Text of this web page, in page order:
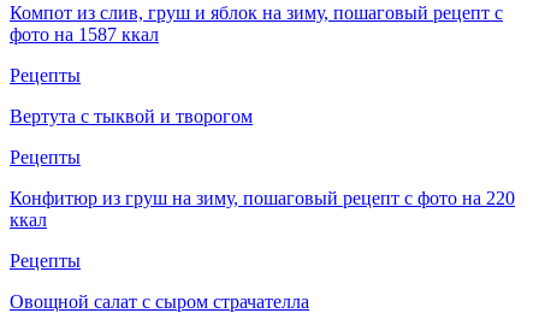
Компот из слив, груш и яблок на зиму, пошаговый рецепт с
фото на 1587 ккал
Рецепты
Вертута с тыквой и творогом
Рецепты
Конфитюр из груш на зиму, пошаговый рецепт с фото на 220
ккал
Рецепты
Овощной салат с сыром страчателла